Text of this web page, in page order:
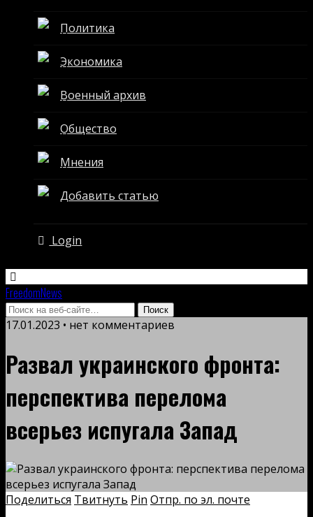
Политика
Экономика
Военный архив
Общество
Мнения
Добавить статью
Login
FreedomNews
17.01.2023 • нет комментариев
Развал украинского фронта:
перспектива перелома
всерьез испугала Запад
Поделиться Твитнуть Pin Отпр. по эл. почте